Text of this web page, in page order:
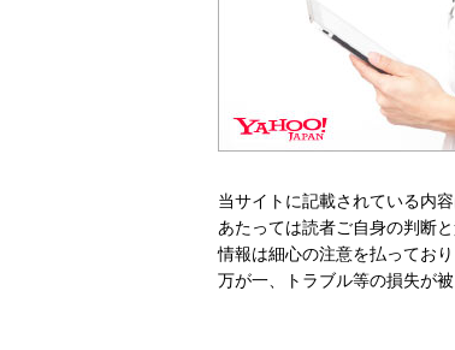
当サイトに記載されている内
あたっては読者ご自身の判断
情報は細心の注意を払ってお
万が一、トラブル等の損失が